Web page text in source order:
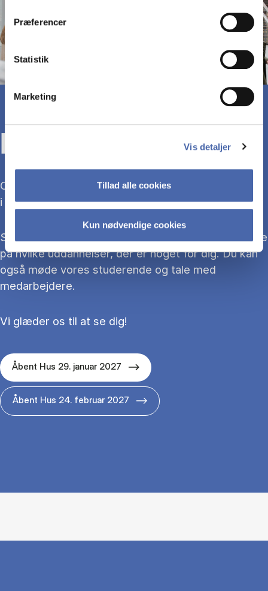
Præferencer
Statistik
Marketing
Vis detaljer
Tillad alle cookies
Kun nødvendige cookies
KOM TIL ÅBENT HUS
Overvejer du at søge ind på en bacheloruddannelse
i 2027?
Så kom med til Åbent Hus, hvor du kan blive klogere
på hvilke uddannelser, der er noget for dig. Du kan
også møde vores studerende og tale med
medarbejdere.
Vi glæder os til at se dig!
Åbent Hus 29. januar 2027
Åbent Hus 24. februar 2027